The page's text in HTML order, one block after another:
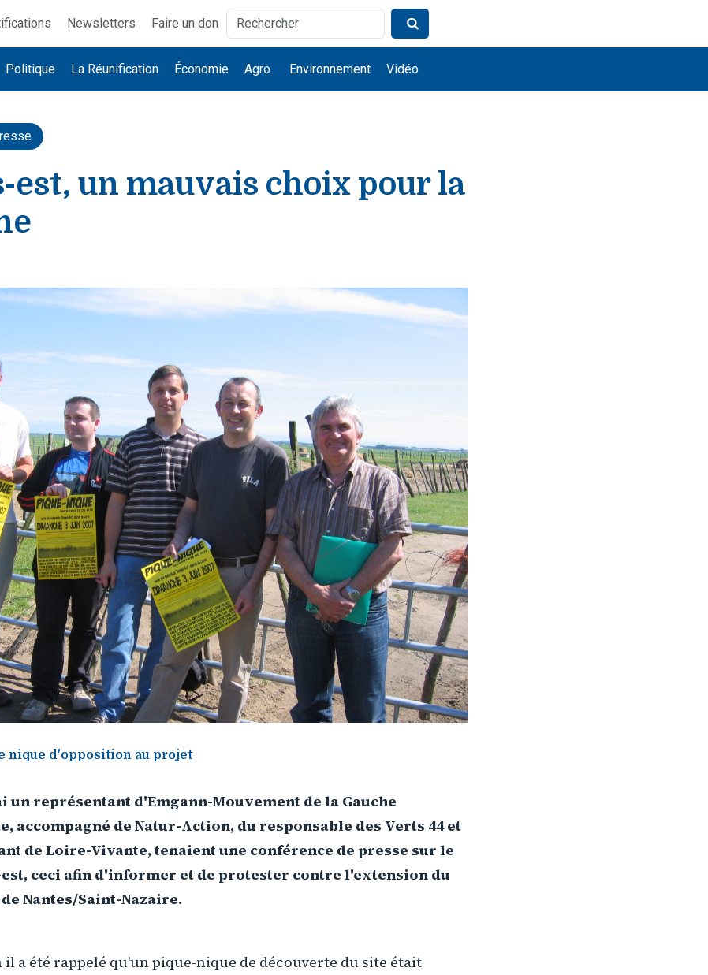
Newsletters Faire un don
Politique La Réunification Économie Agro Environnement Vidéo
est, un mauvais choix pour la
nique d'opposition au projet
un représentant d'Emgann-Mouvement de la Gauche
accompagné de Natur-Action, du responsable des Verts 44 et
de Loire-Vivante, tenaient une conférence de presse sur le
est, ceci afin d'informer et de protester contre l'extension du
Nantes/Saint-Nazaire.
il a été rappelé qu'un pique-nique de découverte du site était